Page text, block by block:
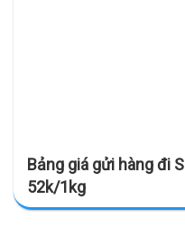
Bảng giá gửi hàng đi
52k/1kg